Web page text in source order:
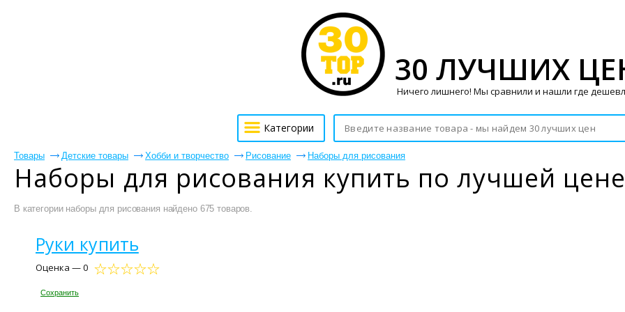
Товары Детские товары Хобби и творчество Рисование Наборы для рисования
Наборы для рисования купить по лучшей
В категории наборы для рисования найдено 675 товаров.
Руки купить
Оценка — 0
Сохранить
30 ЛУЧШИХ
Ничего лишнего! Мы сравнили и нашли где
Категории